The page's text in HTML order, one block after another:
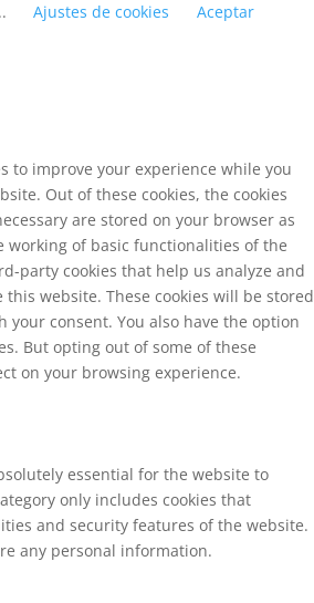
Ajustes de cookies
Aceptar
to improve your experience while you
Out of these cookies, the cookies
are stored on your browser as
working of basic functionalities of the
party cookies that help us analyze and
website. These cookies will be stored
your consent. You also have the option
But opting out of some of these
on your browsing experience.
essential for the website to
only includes cookies that
and security features of the website.
any personal information.